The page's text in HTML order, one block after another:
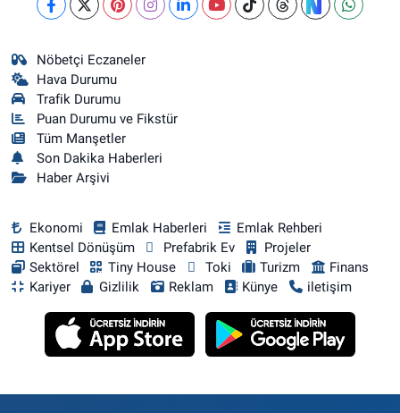
Nöbetçi Eczaneler
Hava Durumu
Trafik Durumu
Puan Durumu ve Fikstür
Tüm Manşetler
Son Dakika Haberleri
Haber Arşivi
Ekonomi Emlak Haberleri
Emlak Rehberi
Kentsel Dönüşüm
Prefabrik Ev
Projeler
Sektörel
Tiny House Toki Turizm
Finans
Kariyer
Gizlilik Reklam Künye iletişim